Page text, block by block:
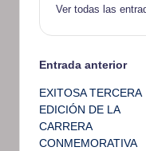
Ver todas las
de
entradas
Entrada anterior
EXITOSA TERCERA
EDICIÓN DE LA
CARRERA
CONMEMORATIVA